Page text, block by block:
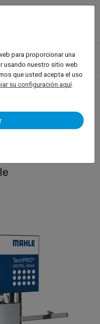
Automóvil
para Vehículos Ligeros
para
para proporcionar una
usando nuestro sitio web
que usted acepta el uso
su configuración aquí.